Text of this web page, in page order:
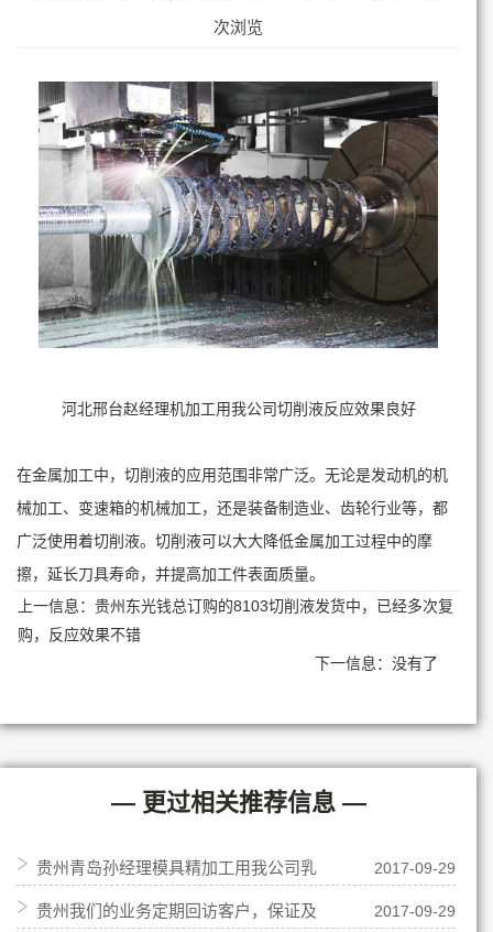
次浏览
河北邢台赵经理机加工用我公司切削液反应效果良好
在金属加工中，切削液的应用范围非常广泛。无论是发动机的机
械加工、变速箱的机械加工，还是装备制造业、齿轮行业等，都
广泛使用着切削液。切削液可以大大降低金属加工过程中的摩
擦，延长刀具寿命，并提高加工件表面质量。
上一信息： 贵州东光钱总订购的8103切削液发货中，已经多次复
购，反应效果不错
下一信息：没有了
— 更过相关推荐信息 —
贵州青岛孙经理模具精加工用我公司乳
化油，说使用效果挺好
2017-09-29
贵州我们的业务定期回访客户，保证及 2017-09-29